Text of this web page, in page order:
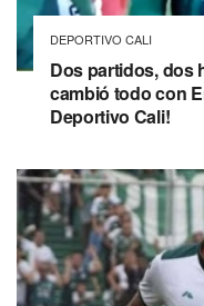
DEPORTIVO CALI
Dos partidos, dos
cambió todo con
Deportivo Cali!